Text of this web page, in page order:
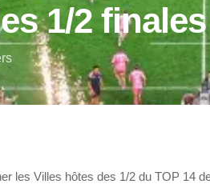
1/2 finales
les Villes hôtes des 1/2 du TOP 14